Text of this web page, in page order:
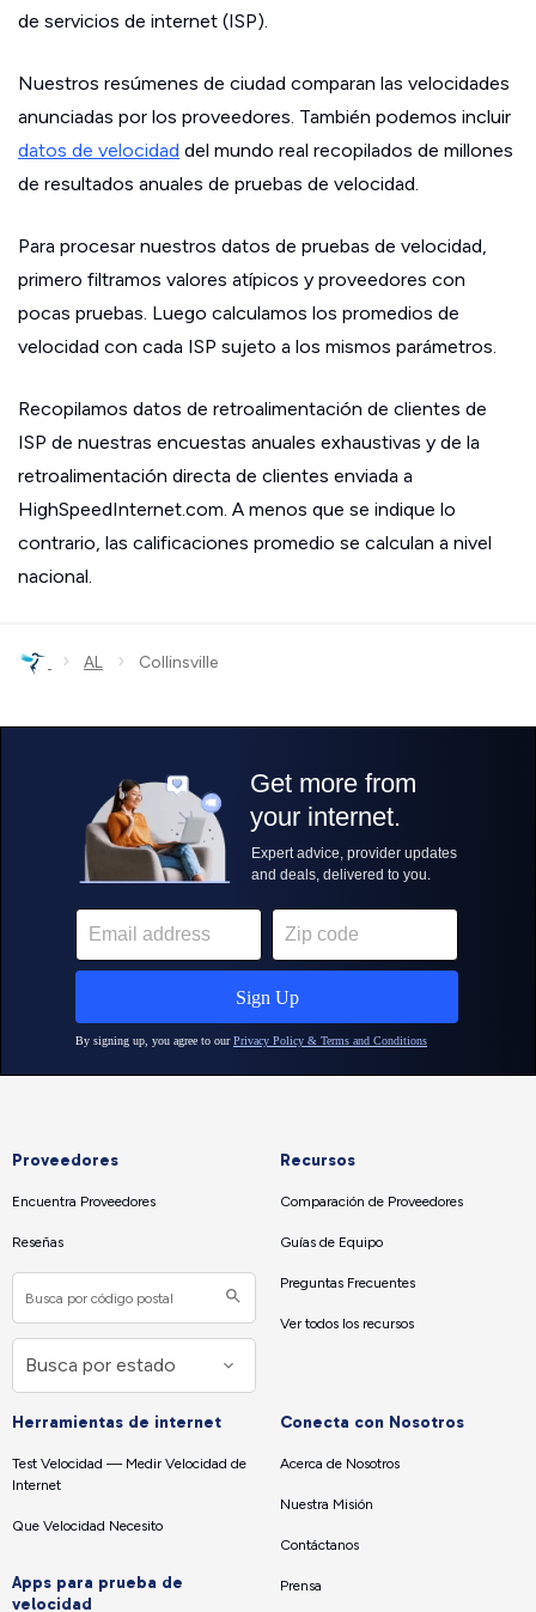
de servicios de internet (ISP).
Nuestros resúmenes de ciudad comparan las velocidades
anunciadas por los proveedores. También podemos incluir
datos de velocidad del mundo real recopilados de millones
de resultados anuales de pruebas de velocidad.
Para procesar nuestros datos de pruebas de velocidad,
primero filtramos valores atípicos y proveedores con
pocas pruebas. Luego calculamos los promedios de
velocidad con cada ISP sujeto a los mismos parámetros.
Recopilamos datos de retroalimentación de clientes de
ISP de nuestras encuestas anuales exhaustivas y de la
retroalimentación directa de clientes enviada a
HighSpeedInternet.com. A menos que se indique lo
contrario, las calificaciones promedio se calculan a nivel
nacional.
› AL › Collinsville
Proveedores
Encuentra Proveedores
Reseñas
Recursos
Comparación de Proveedores
Guías de Equipo
Preguntas Frecuentes
Ver todos los recursos
Herramientas de internet
Test Velocidad — Medir Velocidad de
Internet
Que Velocidad Necesito
Apps para prueba de
velocidad
Conecta con Nosotros
Acerca de Nosotros
Nuestra Misión
Contáctanos
Prensa